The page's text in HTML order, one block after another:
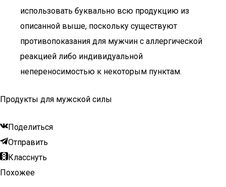
использовать буквально всю продукцию из
описанной выше, поскольку существуют
противопоказания для мужчин с аллергической
реакцией либо индивидуальной
непереносимостью к некоторым пунктам.
Продукты для мужской силы
Поделиться
Отправить
Класснуть
Похожее